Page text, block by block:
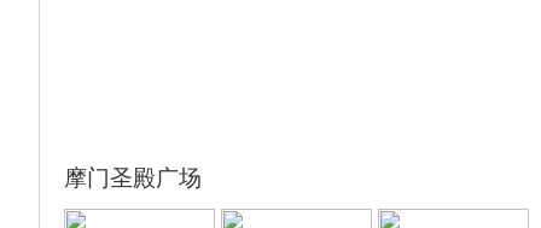
摩门圣殿广场